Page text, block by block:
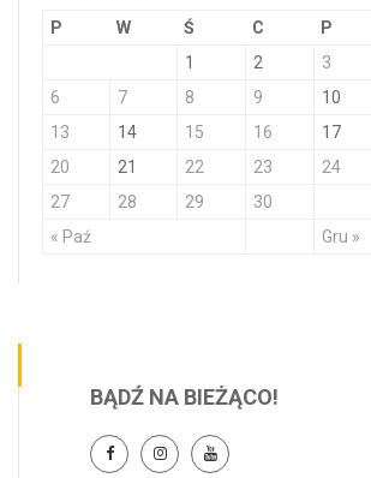
P W Ś C P
« Paź Gru »
1 2 3
6
7 8 9 10
13
14 15 16 17
20
21 22 23 24
27
28 29 30
BĄDŹ NA BIEŻĄCO!